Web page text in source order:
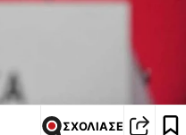
ΣΧΟΛΙΑΣΕ